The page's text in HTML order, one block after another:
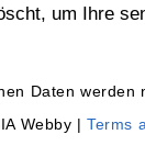
um Ihre
Daten werden
Webby |Terms